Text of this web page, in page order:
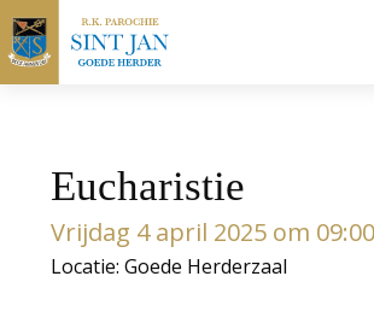
Eucharistie
Vrijdag 4 april 2025 om
Locatie: Goede Herderzaal